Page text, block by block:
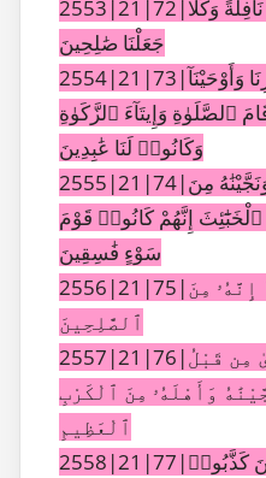
2553|21|72|وَوَهَبْنَا لَهُۥٓ إِسْحَٰقَ وَيَعْقُوبَ نَافِلَةً وَكُلًّا
جَعَلْنَا صَٰلِحِينَ
2554|21|73|وَجَعَلْنَٰهُمْ أَئِمَّةً يَهْدُونَ بِأَمْرِنَا وَأَوْحَيْنَآ
ٱلصَّلَوٰةِ وَإِيتَآءَ ٱلزَّكَوٰةِ
وَكَانُوا۟ لَنَا عَٰبِدِينَ
2555|21|74|وَلُوطًا ءَاتَيْنَٰهُ حُكْمًا وَعِلْمًا وَنَجَّيْنَٰهُ مِنَ
إِنَّهُمْ كَانُوا۟ قَوْمَ
سَوْءٍ فَٰسِقِينَ
2556|21|75|وَأَدْخَلْنَٰهُ فِى رَحْمَتِنَآ إِنَّهُۥ مِنَ
ٱلصَّٰلِحِينَ
2557|21|76|وَنُوحًا إِذْ نَادَىٰ مِن قَبْلُ
وَأَهْلَهُۥ مِنَ ٱلْكَرْبِ
ٱلْعَظِيمِ
2558|21|77|وَنَصَرْنَٰهُ مِنَ ٱلْقَوْمِ ٱلَّذِينَ كَذَّبُوا۟